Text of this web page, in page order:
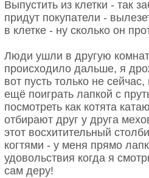
Выпустить из клетки - так
придут покупатели -
в клетке - ну сколько он
Люди ушли в другую
происходило дальше, я
вот пусть только не
ещё поиграть лапкой с
посмотреть как котята
отбирают друг у друга
этот восхитительный
когтями - у меня прямо
удовольствия когда я
сам деру!